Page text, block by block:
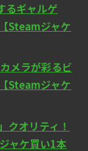
るギャルゲ
Steamジャケ
メラが彩るビ
Steamジャケ
クオリティ！
ャケ買い1本